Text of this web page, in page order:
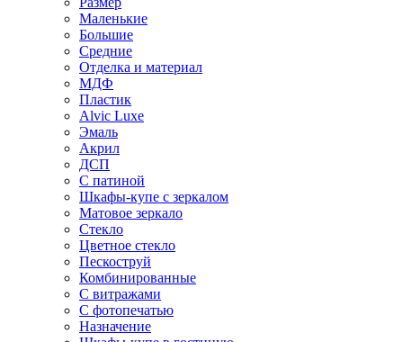
Маленькие
Большие
Средние
Отделка и материал
МДФ
Пластик
Alvic Luxe
Эмаль
Акрил
ДСП
С патиной
Шкафы-купе с зеркалом
Матовое зеркало
Стекло
Цветное стекло
Пескоструй
Комбинированные
С витражами
С фотопечатью
Назначение